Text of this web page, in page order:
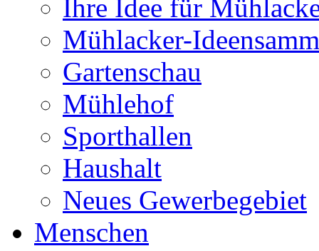
Ihre Idee für
Mühlacker-
Gartenschau
Mühlehof
Sporthallen
Haushalt
Neues Gewerbegebiet
Menschen